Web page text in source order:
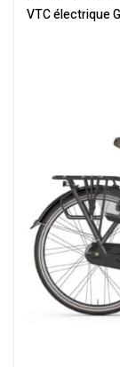
électrique,Vélo
VTC électrique